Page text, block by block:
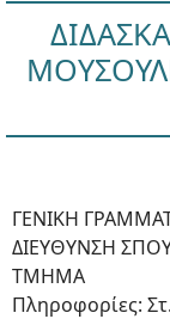
ΓΕΝΙΚΗ
ΔΙΕΥΘΥΝΣΗ
ΤΜΗΜΑ
Πληροφορίες: